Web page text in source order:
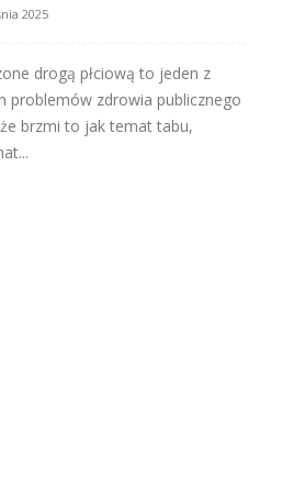
2025
drogą płciową to jeden z
problemów zdrowia publicznego
brzmi to jak temat tabu,